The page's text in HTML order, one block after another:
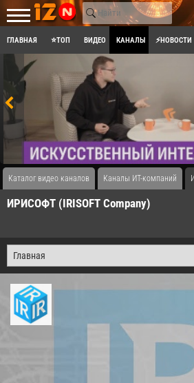
ГЛАВНАЯ ⭐ТОП ВИДЕО КАНАЛЫ ⚡НОВОСТИ
Каталог видео каналов Каналы ИТ-компаний
ИРИСОФТ (IRISOFT Company)